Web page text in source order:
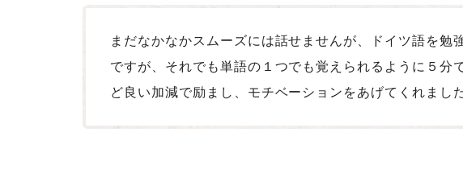
まだなかなかスムーズには話せませんが、ドイツ語を
ですが、それでも単語の１つでも覚えられるように５分
ど良い加減で励まし、モチベーションをあげてくれまし